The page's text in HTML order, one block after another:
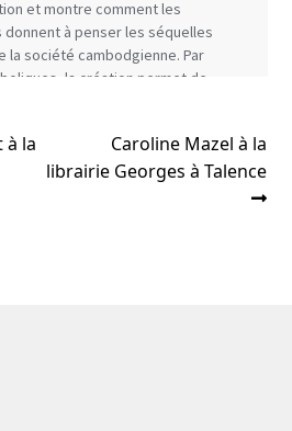
à la
Article
suivant :
Caroline Mazel à la
librairie Georges à Talence